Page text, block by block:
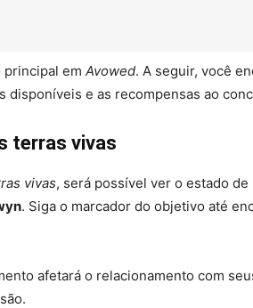
principal em Avowed. A seguir, você
disponíveis e as recompensas ao
terras vivas
vivas, será possível ver o estado de
. Siga o marcador do objetivo até
afetará o relacionamento com